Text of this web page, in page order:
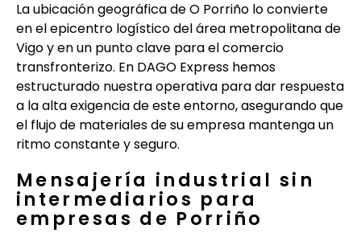
La ubicación geográfica de O Porriño lo convierte
en el epicentro logístico del área metropolitana de
Vigo y en un punto clave para el comercio
transfronterizo. En DAGO Express hemos
estructurado nuestra operativa para dar respuesta
a la alta exigencia de este entorno, asegurando que
el flujo de materiales de su empresa mantenga un
ritmo constante y seguro.
Mensajería industrial sin
intermediarios para
empresas de Porriño